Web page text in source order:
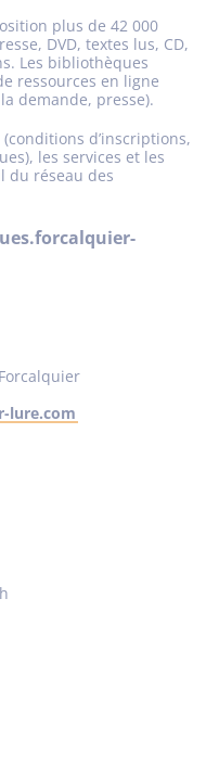
plus de 42 000
DVD, textes lus, CD,
Les bibliothèques
ressources en ligne
demande, presse).
d’inscriptions,
les services et les
du réseau des
lure.com